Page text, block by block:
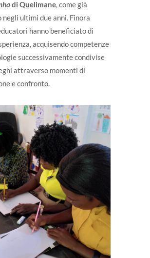
di Quelimane, come già
negli ultimi due anni. Finora
hanno beneficiato di
acquisendo competenze
successivamente condivise
attraverso momenti di
e confronto.